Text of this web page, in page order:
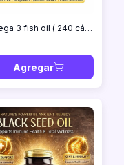
Omega 3 fish oil ( 240 cápsulas)
Agregar